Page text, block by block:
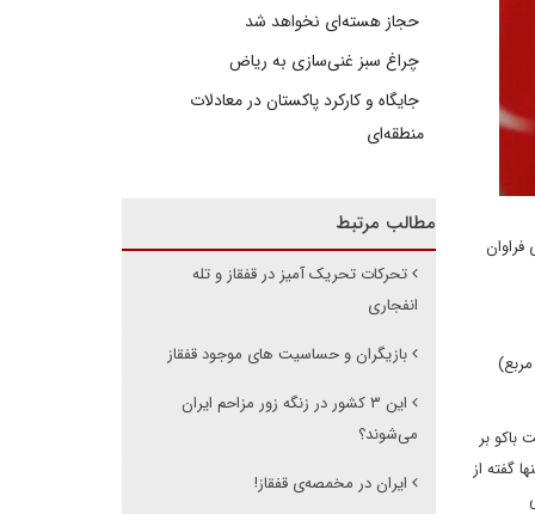
و آذربایجان (۸۶۶۰۰ هزار کیلومتر مربع)
باکو بر
گفته از
حجاز هسته‌ای نخواهد شد
چراغ سبز غنی‌سازی به ریاض
جایگاه و کارکرد پاکستان در معادلات
منطقه‌ای
مطالب مرتبط
تحرکات تحریک آمیز در قفقاز و تله
انفجاری
بازیگران و حساسیت های موجود قفقاز
این ۳ کشور در زنگه زور مزاحم ایران
می‌شوند؟
ایران در مخمصەی قفقاز!